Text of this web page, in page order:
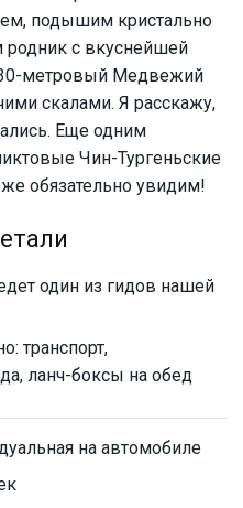
подышим кристально
с вкуснейшей
метровый Медвежий
скалами. Я расскажу,
Еще одним
Чин-Тургеньские
обязательно увидим!
один из гидов нашей
транспорт,
ланч-боксы на обед
на автомобиле